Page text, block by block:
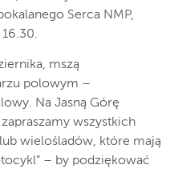
Serca NMP,
mszą
polowym –
Na Jasną Górę
wszystkich
wielośladów, które mają
– by podziękować